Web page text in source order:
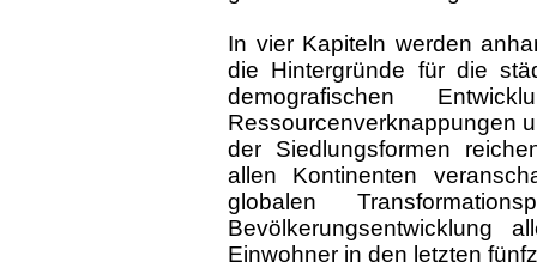
In vier Kapiteln werden
die Hintergründe für die
demografischen
Ressourcenverknappungen
der Siedlungsformen
allen Kontinenten
globalen
Bevölkerungsentwicklung
Einwohner in den letzten